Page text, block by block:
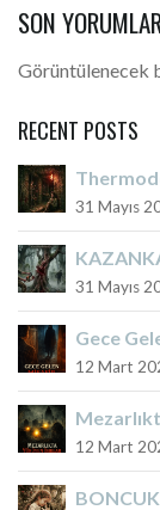
SON
Görüntülenecek
RECENT POSTS
31 Mayıs
31 Mayıs
Gece
12 Mart
12 Mart
BONCUK